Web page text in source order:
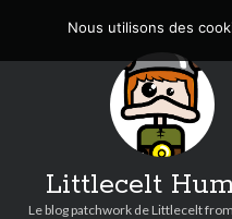
Littlecelt
Le blog patchwork de Littlecelt
Nous utilisons des